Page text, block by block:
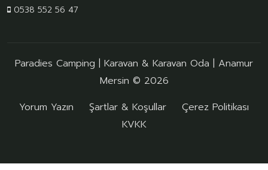
0538 552 56 47
Paradies Camping | Karavan & Karavan Oda | Anamur
Mersin © 2026
Yorum Yazın
Şartlar & Koşullar
Çerez Politikası
KVKK